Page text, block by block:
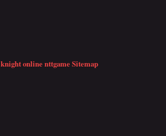
knight onlinenttgameSitemap